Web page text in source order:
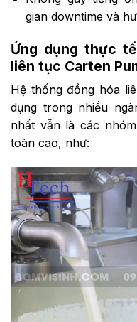
gian downtime và
Ứng dụng thực
liên tục Carten
Hệ thống đồng hóa
dụng trong nhiều
nhất vẫn là các
toàn cao, như: